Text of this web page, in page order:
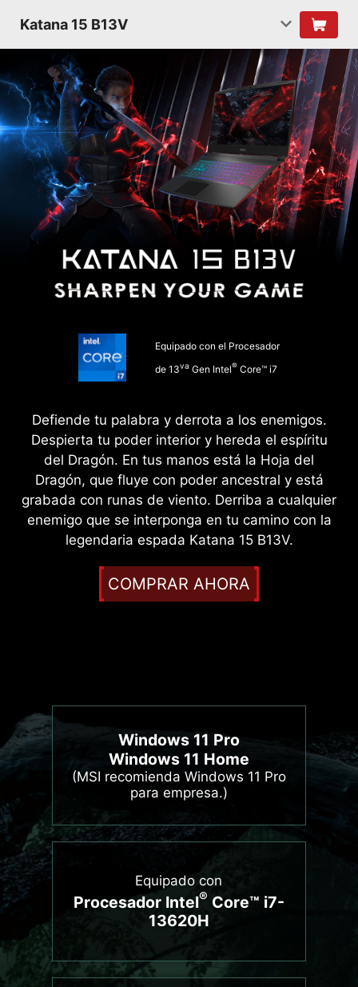
Katana 15 B13V
Equipado con el Procesador
de 13va Gen Intel® Core™ i7
Defiende tu palabra y derrota a los enemigos.
Despierta tu poder interior y hereda el espíritu
del Dragón. En tus manos está la Hoja del
Dragón, que fluye con poder ancestral y está
grabada con runas de viento. Derriba a cualquier
enemigo que se interponga en tu camino con la
legendaria espada Katana 15 B13V.
COMPRAR AHORA
Windows 11 Pro
Windows 11 Home
(MSI recomienda Windows 11 Pro
para empresa.)
Equipado con
Procesador Intel® Core™ i7-
13620H